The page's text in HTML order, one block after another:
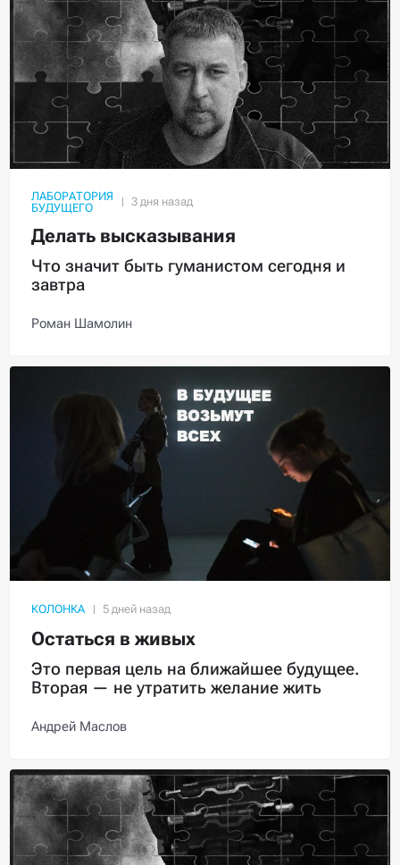
ЛАБОРАТОРИЯ
БУДУЩЕГО
Делать высказывания
Что значит быть гуманистом сегодня и
завтра
Роман Шамолин
КОЛОНКА
Остаться в живых
Это первая цель на ближайшее будущее.
Вторая — не утратить желание жить
Андрей Маслов